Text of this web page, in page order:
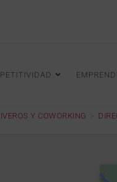
Y COWORKING